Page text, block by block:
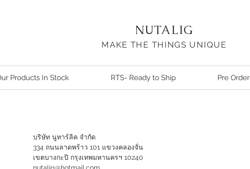
NUTALIG
MAKE THE THINGS UNIQUE
Products In Stock RTS- Ready to Ship Pre Order
บริษัท นูทาร์ลิค จำกัด
334 ถนนลาดพร้าว 101 แขวงคลองจั่น
เขตบางกะปิ กรุงเทพมหานครฯ 10240